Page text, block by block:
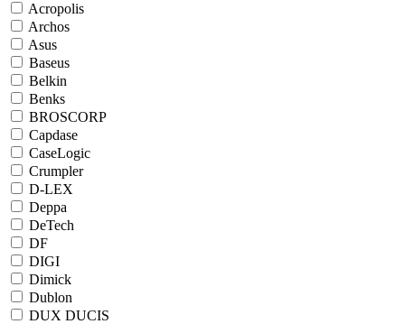
Acropolis
Archos
Asus
Baseus
Belkin
Benks
BROSCORP
Capdase
CaseLogic
Crumpler
D-LEX
Deppa
DeTech
DF
DIGI
Dimick
Dublon
DUX DUCIS